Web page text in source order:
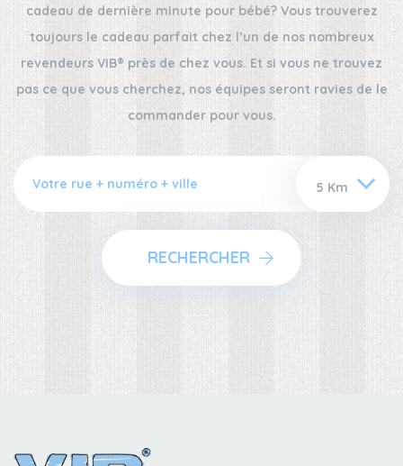
cadeau de dernière minute pour bébé? Vous trouverez
toujours le cadeau parfait chez l’un de nos nombreux
revendeurs VIB® près de chez vous. Et si vous ne trouvez
pas ce que vous cherchez, nos équipes seront ravies de le
commander pour vous.
RECHERCHER